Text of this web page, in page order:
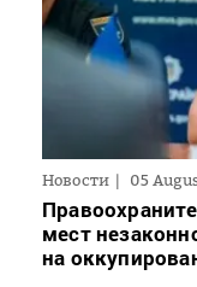
Новости 05
мест
на